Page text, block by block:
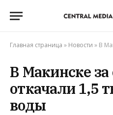
Главная страница » Новости » В
В Макинске за
откачали 1,5
воды